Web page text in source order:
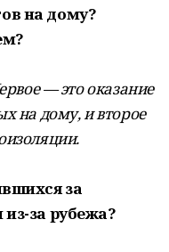
на дому?
— это оказание
на дому, и второе
за
за рубежа?